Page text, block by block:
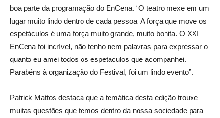
boa parte da programação do EnCena. “O teatro mexe em um
lugar muito lindo dentro de cada pessoa. A força que move os
espetáculos é uma força muito grande, muito bonita. O XXI
EnCena foi incrível, não tenho nem palavras para expressar o
quanto eu amei todos os espetáculos que acompanhei.
Parabéns à organização do Festival, foi um lindo evento”.
Patrick Mattos destaca que a temática desta edição trouxe
muitas questões que temos dentro da nossa sociedade para